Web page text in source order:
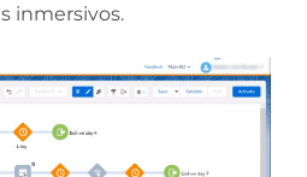
inmersivos.